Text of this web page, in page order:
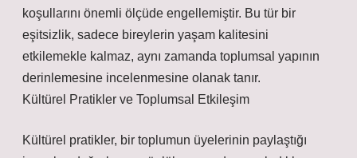
koşullarını önemli ölçüde engellemiştir. Bu tür bir
eşitsizlik, sadece bireylerin yaşam kalitesini
etkilemekle kalmaz, aynı zamanda toplumsal yapının
derinlemesine incelenmesine olanak tanır.
Kültürel Pratikler ve Toplumsal Etkileşim
Kültürel pratikler, bir toplumun üyelerinin paylaştığı